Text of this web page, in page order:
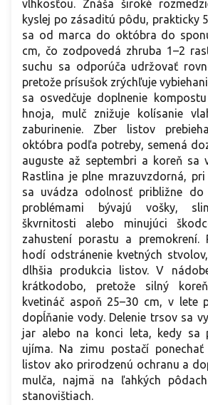
vlhkosťou. Znáša široké
kyslej po zásaditú pôdu, prakticky
sa od marca do októbra do
cm, čo zodpovedá zhruba 1–2
suchu sa odporúča udržovať
pretože prísušok zrýchľuje
sa osvedčuje doplnenie
hnoja, mulč znižuje kolísanie
zaburinenie. Zber listov
októbra podľa potreby, semená
auguste až septembri a koreň sa
Rastlina je plne mrazuvzdorná,
sa uvádza odolnosť približne do
problémami bývajú vošky,
škvrnitosti alebo minujúci
zahustení porastu a premokrení.
hodí odstránenie kvetných
dlhšia produkcia listov. V
krátkodobo, pretože silný
kvetináč aspoň 25–30 cm, v lete
dopĺňanie vody. Delenie trsov sa
jar alebo na konci leta, kedy sa
ujíma. Na zimu postačí ponechať
listov ako prirodzenú ochranu a
mulča, najmä na ľahkých
stanovištiach.